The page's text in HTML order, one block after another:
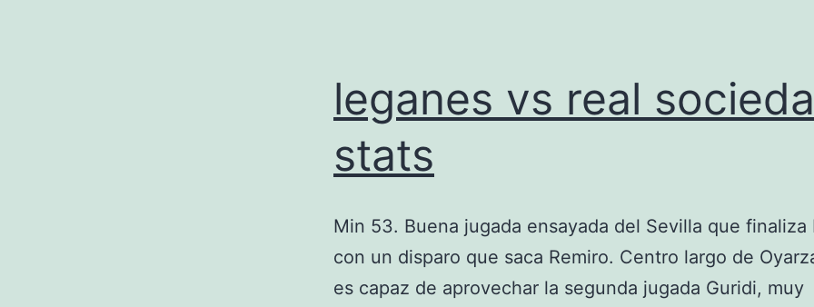
leganes vs real
stats
Min 53. Buena jugada ensayada del Sevilla que finaliza
con un disparo que saca Remiro. Centro largo de
es capaz de aprovechar la segunda jugada Guridi, muy